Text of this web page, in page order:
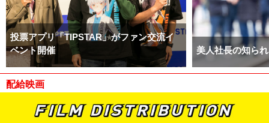
投票アプリ「TIPSTAR」がファン交流イ
ベント開催
美人社長の知ら
配給映画